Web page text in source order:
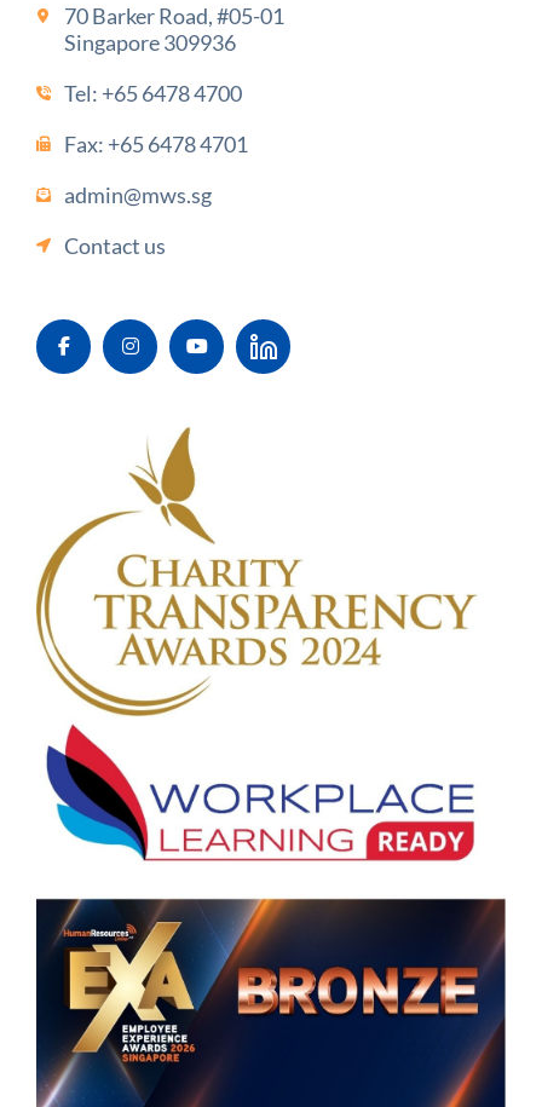
70 Barker Road, #05-01
Singapore 309936
Tel: +65 6478 4700
Fax: +65 6478 4701
admin@mws.sg
Contact us